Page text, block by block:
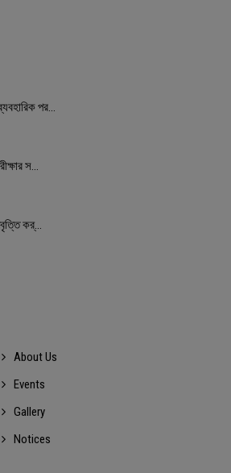
পর...
স...
কর্...
About Us
Events
Gallery
Notices